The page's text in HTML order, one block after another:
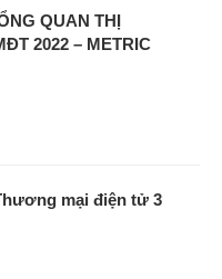
QUAN THỊ
2022 – METRIC
mại điện tử 3